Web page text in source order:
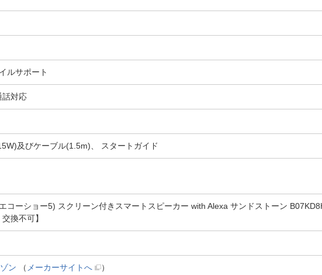
ルサポート
話対応
及びケーブル(1.5m)、 スタートガイド
コーショー5) スクリーン付きスマートスピーカー with Alexa サンドストーン
換不可】
ン （ メーカーサイトへ ）